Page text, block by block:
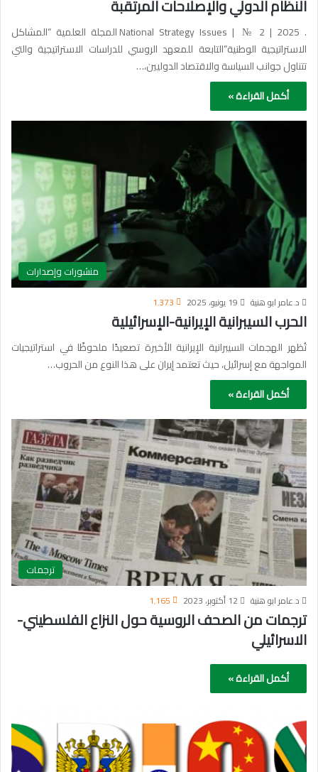
النظام الدولي والإصلاحات المرتقبة
. National Strategy Issues | № 2 | 2025 المجلة العلمية “المشاكل
الاستراتيجية الوطنية”التابعة للمعهد الروسي للدراسات الاستراتيجية والتي
تتناول جوانب السياسة والاقتصاد الدوليين،…
أكمل القراءة »
منشورات وإصدارات
د.عامر ابو هنية 19 يونيو، 2025 1٬373
الحرب السيبرانية الإيرانية-الإسرائيلية
تُظهر الهجمات السيبرانية الإيرانية الأخيرة تصعيدًا ملحوظًا في استراتيجيات
المواجهة مع إسرائيل، حيث تعتمد إيران على هذا النوع من الحروب…
أكمل القراءة »
ترجمات
د.عامر ابو هنية 12 أكتوبر، 2023 1٬165
ترجمات من الصحف الروسية حول النزاع الفلسطيني-
الاسرائيلي
أكمل القراءة »